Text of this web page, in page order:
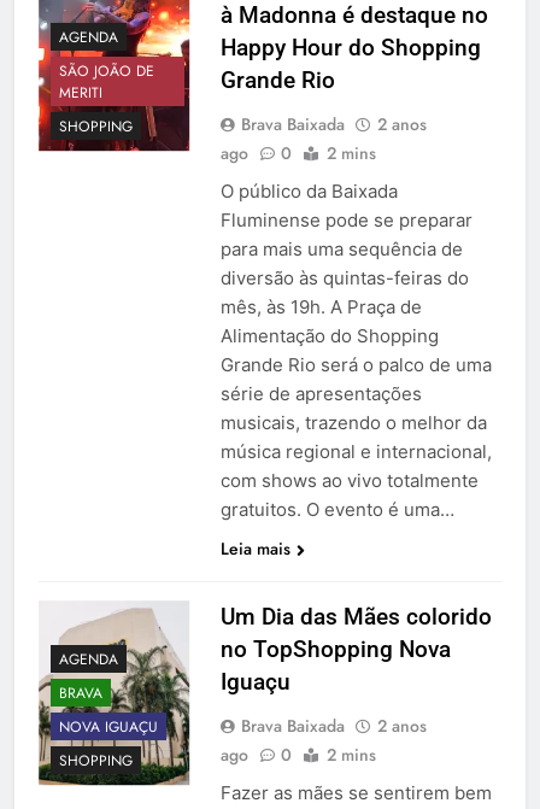
AGENDA
SÃO JOÃO DE
MERITI
SHOPPING
à Madonna é destaque no
Happy Hour do Shopping
Grande Rio
Brava Baixada
2 anos
ago
0 2 mins
O público da Baixada
Fluminense pode se preparar
para mais uma sequência de
diversão às quintas-feiras do
mês, às 19h. A Praça de
Alimentação do Shopping
Grande Rio será o palco de uma
série de apresentações
musicais, trazendo o melhor da
música regional e internacional,
com shows ao vivo totalmente
gratuitos. O evento é uma…
Leia mais
AGENDA
BRAVA
NOVA IGUAÇU
SHOPPING
Um Dia das Mães colorido
no TopShopping Nova
Iguaçu
Brava Baixada
2 anos
ago
0 2 mins
Fazer as mães se sentirem bem